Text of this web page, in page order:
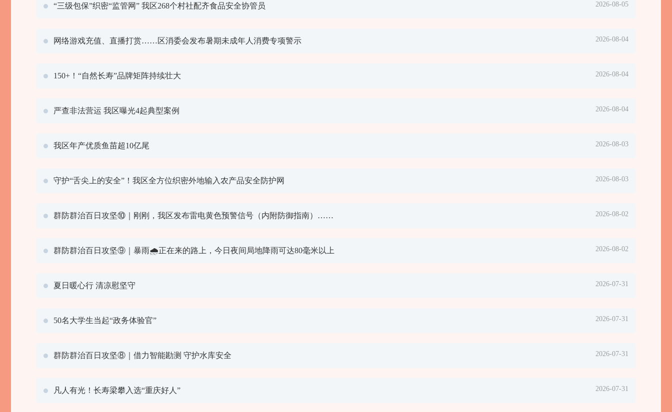
“三级包保”织密“监管网” 我区268个村社配齐食品安全协管员 2026-08-05
网络游戏充值、直播打赏……区消委会发布暑期未成年人消费专项警示 2026-08-04
150+！“自然长寿”品牌矩阵持续壮大 2026-08-04
严查非法营运 我区曝光4起典型案例 2026-08-04
我区年产优质鱼苗超10亿尾 2026-08-03
守护“舌尖上的安全”！我区全方位织密外地输入农产品安全防护网 2026-08-03
群防群治百日攻坚⑩｜刚刚，我区发布雷电黄色预警信号（内附防御指南）…… 2026-08-02
群防群治百日攻坚⑨｜暴雨🌧正在来的路上，今日夜间局地降雨可达80毫米以上 2026-08-02
夏日暖心行 清凉慰坚守 2026-07-31
50名大学生当起“政务体验官” 2026-07-31
群防群治百日攻坚⑧｜借力智能勘测 守护水库安全 2026-07-31
凡人有光！长寿梁攀入选“重庆好人” 2026-07-31